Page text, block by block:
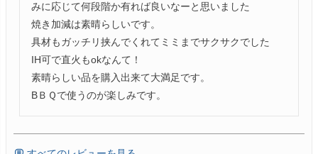
みに応じて何段階か有れば良いなーと思いました
焼き加減は素晴らしいです。
具材もガッチリ挟んでくれてミミまでサクサクでした
IH可で直火もokなんて！
素晴らしい品を購入出来て大満足です。
BＢＱで使うのが楽しみです。